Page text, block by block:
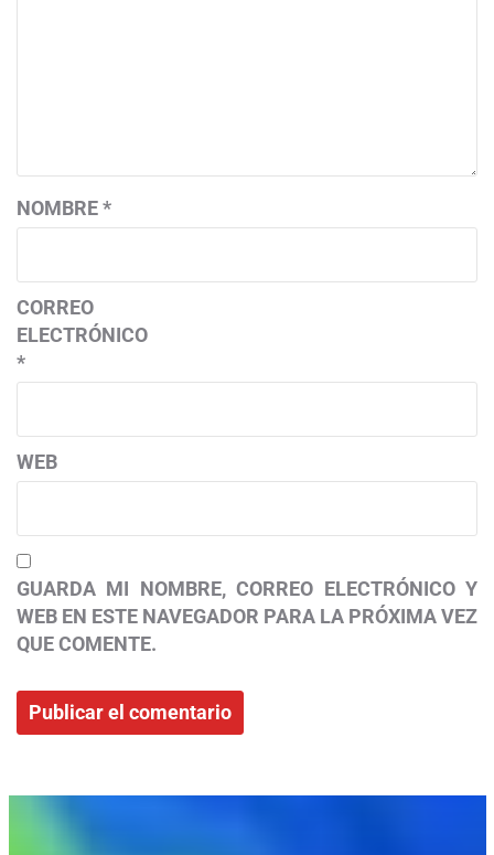
NOMBRE*
CORREO
ELECTRÓNICO
*
WEB
GUARDA MI NOMBRE, CORREO ELECTRÓNICO Y
WEB EN ESTE NAVEGADOR PARA LA PRÓXIMA VEZ
QUE COMENTE.